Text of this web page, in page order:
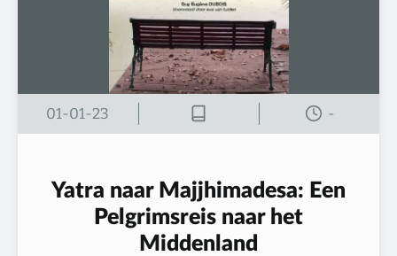
01-01-23 -
Yatra naar Majjhimadesa: Een
Pelgrimsreis naar het
Middenland